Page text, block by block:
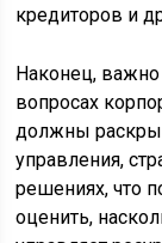
кредиторов и
Наконец,
вопросах
должны
управления,
решениях, что
оценить,